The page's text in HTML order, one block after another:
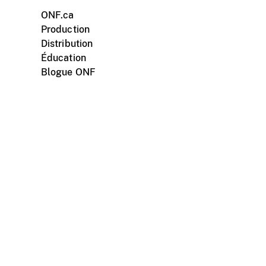
ONF.ca
Production
Distribution
Éducation
Blogue ONF